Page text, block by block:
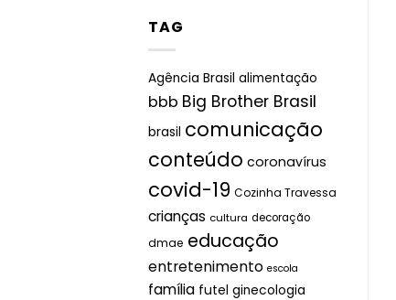
TAG
Agência Brasil alimentação
bbb Big Brother Brasil
brasil comunicação
conteúdo coronavírus
covid-19 Cozinha Travessa
crianças cultura decoração
dmae educação
entretenimento escola
família futel ginecologia